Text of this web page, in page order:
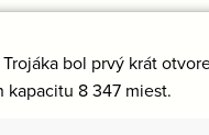
bol prvý krát
8 347 miest.